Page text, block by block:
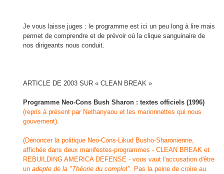
Je vous laisse juges : le programme est ici un peu long à lire mais
permet de comprendre et de prévoir où la clique sanguinaire de
nos dirigeants nous conduit.
ARTICLE DE 2003 SUR « CLEAN BREAK »
Programme Neo-Cons Bush Sharon : textes officiels (1996)
(repris à présent par Nethanyaou et les marionnettes qui nous
gouvernent).
(Dénoncer la politique Neo-Cons-Likud Busho-Sharonienne,
affichée dans deux manifestes-programmes - CLEAN BREAK et
REBUILDING AMERICA DEFENSE - vous vaut l'accusation d'être
un adepte de la "Théorie du complot". Pas la peine de croire au